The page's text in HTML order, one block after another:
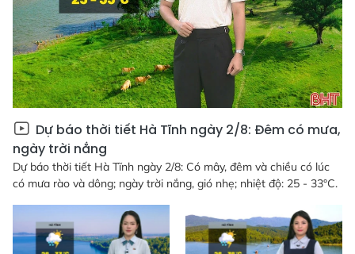
Dự báo thời tiết Hà Tĩnh ngày 2/8: Đêm có mưa,
ngày trời nắng
Dự báo thời tiết Hà Tĩnh ngày 2/8: Có mây, đêm và chiều có lúc
có mưa rào và dông; ngày trời nắng, gió nhẹ; nhiệt độ: 25 - 33°C.